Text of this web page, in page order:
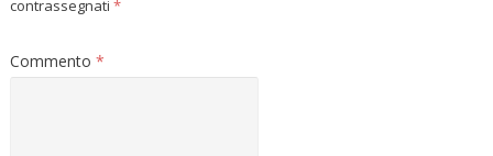
contrassegnati *
Commento *